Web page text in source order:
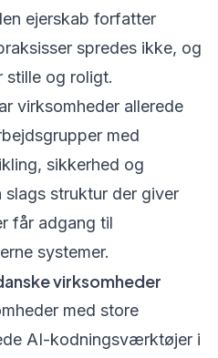
ejerskab forfatter
spredes ikke, og
og roligt.
virksomheder allerede
med
sikkerhed og
struktur der giver
får adgang til
systemer.
virksomheder
med store
AI-kodningsværktøjer i